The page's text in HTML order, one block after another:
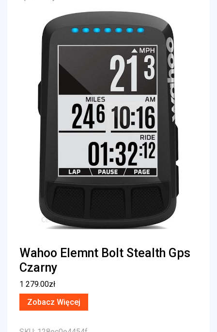
Wahoo Elemnt Bolt Stealth Gps
Czarny
1 279.00zł
Zobacz Więcej